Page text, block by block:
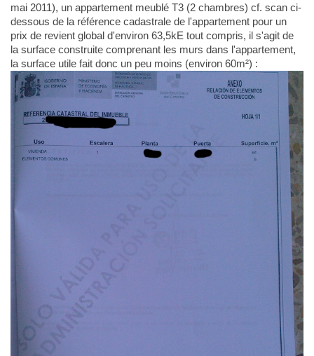
mai 2011), un appartement meublé T3 (2 chambres) cf. scan ci-
dessous de la référence cadastrale de l'appartement pour un
prix de revient global d'environ 63,5kE tout compris, il s'agit de
la surface construite comprenant les murs dans l'appartement,
la surface utile fait donc un peu moins (environ 60m²) :